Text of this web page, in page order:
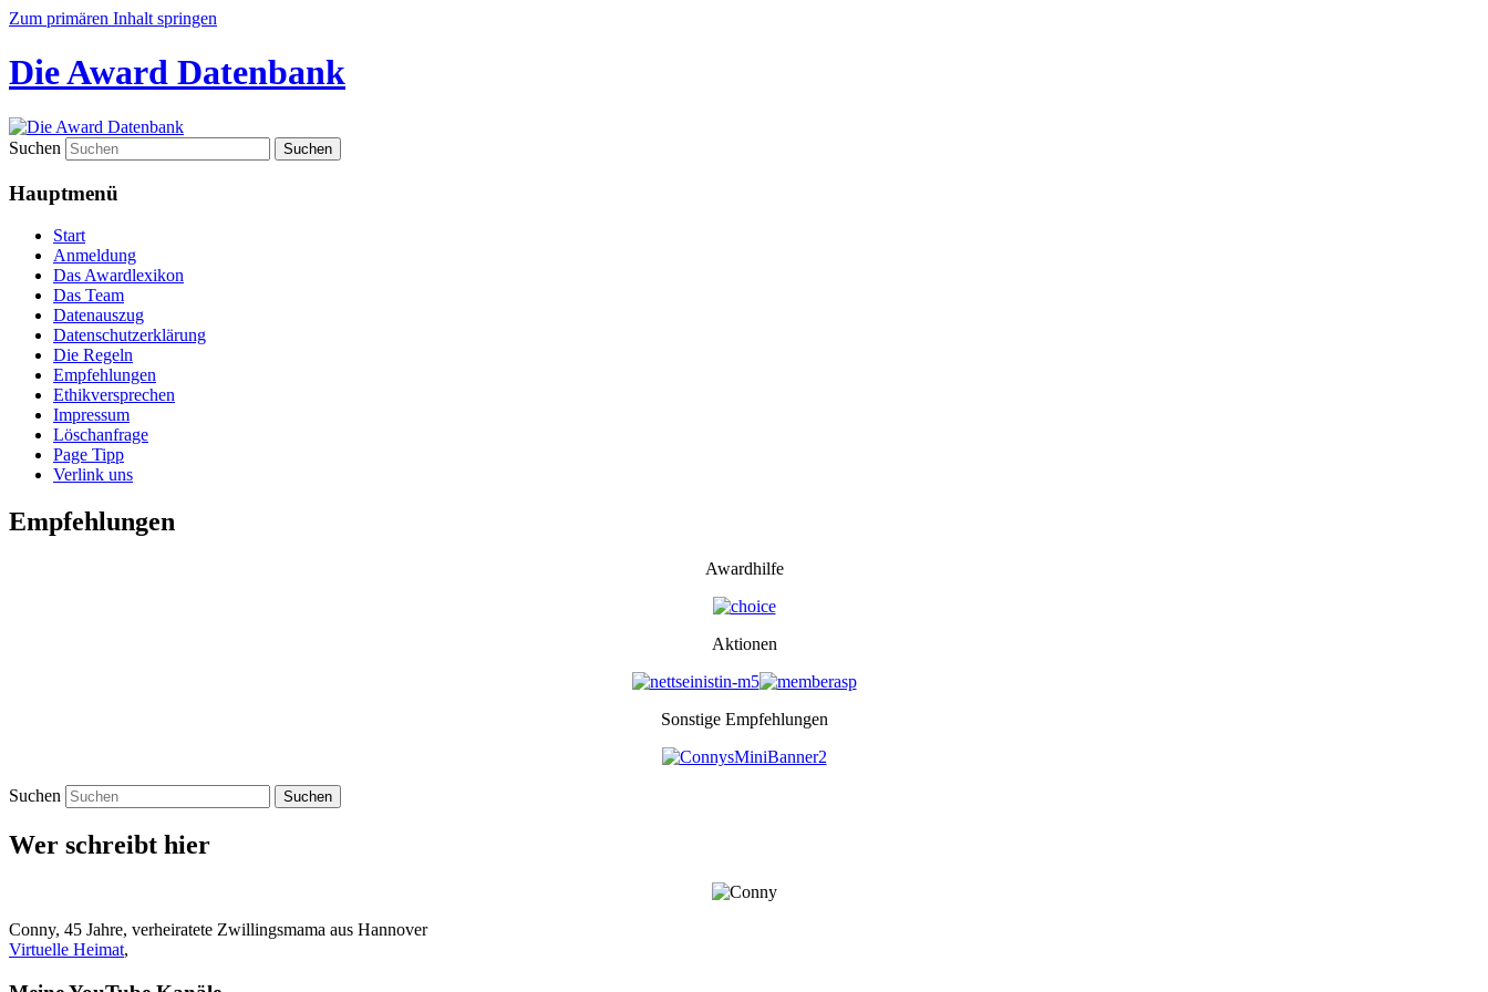
Zum primären Inhalt springen
Die Award Datenbank
Suchen
Hauptmenü
Start
Anmeldung
Das Awardlexikon
Das Team
Datenauszug
Datenschutzerklärung
Die Regeln
Empfehlungen
Ethikversprechen
Impressum
Löschanfrage
Page Tipp
Verlink uns
Empfehlungen
Awardhilfe
Aktionen
Sonstige Empfehlungen
Suchen
Wer schreibt hier
Conny, 45 Jahre, verheiratete Zwillingsmama aus Hannover
Virtuelle Heimat,